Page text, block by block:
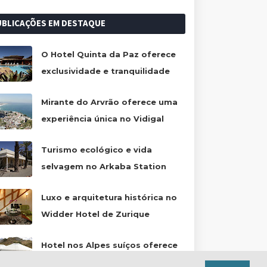
EM DESTAQUE
O Hotel Quinta da Paz oferece
exclusividade e tranquilidade
Mirante do Arvrão oferece uma
experiência única no Vidigal
Turismo ecológico e vida
selvagem no Arkaba Station
Luxo e arquitetura histórica no
Widder Hotel de Zurique
Hotel nos Alpes suíços oferece